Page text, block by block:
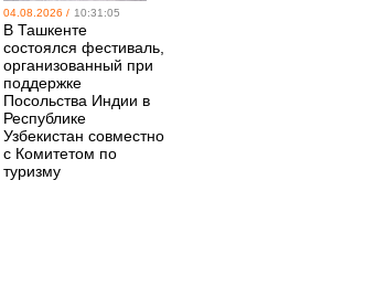
04.08.2026 / 10:31:05
В Ташкенте
состоялся фестиваль,
организованный при
поддержке
Посольства Индии в
Республике
Узбекистан совместно
с Комитетом по
туризму